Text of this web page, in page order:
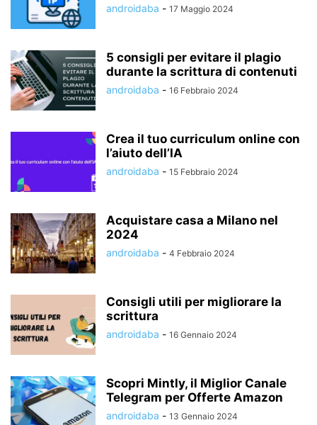
androidaba - 17 Maggio 2024
5 consigli per evitare il plagio
durante la scrittura di contenuti
androidaba - 16 Febbraio 2024
Crea il tuo curriculum online con
l’aiuto dell’IA
androidaba - 15 Febbraio 2024
Acquistare casa a Milano nel
2024
androidaba - 4 Febbraio 2024
Consigli utili per migliorare la
scrittura
androidaba - 16 Gennaio 2024
Scopri Mintly, il Miglior Canale
Telegram per Offerte Amazon
androidaba - 13 Gennaio 2024